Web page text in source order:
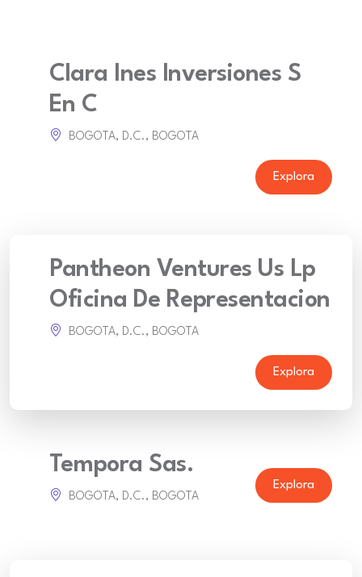
Clara Ines Inversiones S
En C
BOGOTA, D.C., BOGOTA
Explora
Pantheon Ventures Us Lp
Oficina De Representacion
BOGOTA, D.C., BOGOTA
Explora
Tempora Sas.
BOGOTA, D.C., BOGOTA
Explora